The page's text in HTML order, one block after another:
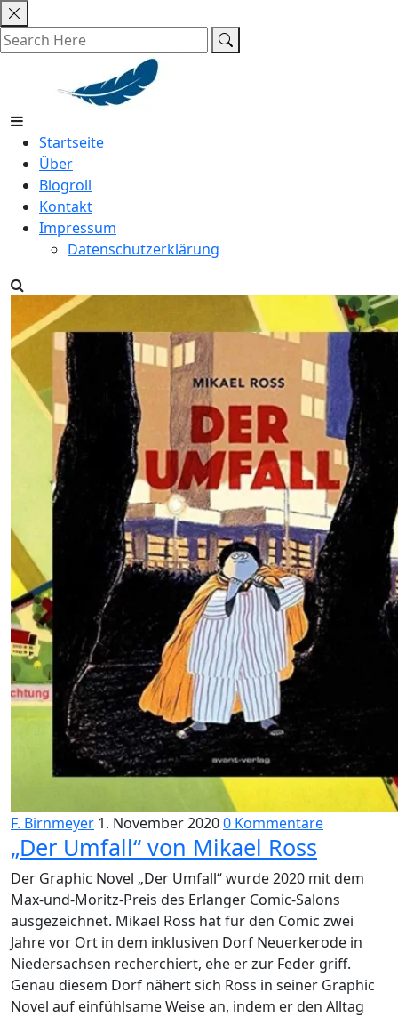
Skip
to
content
Startseite
Über
Blogroll
Kontakt
Impressum
Datenschutzerklärung
F. Birnmeyer 1. November 20200 Kommentare
„Der Umfall“ von Mikael Ross
Der Graphic Novel „Der Umfall“ wurde 2020 mit dem
Max-und-Moritz-Preis des Erlanger Comic-Salons
ausgezeichnet. Mikael Ross hat für den Comic zwei
Jahre vor Ort in dem inklusiven Dorf Neuerkerode in
Niedersachsen recherchiert, ehe er zur Feder griff.
Genau diesem Dorf nähert sich Ross in seiner Graphic
Novel auf einfühlsame Weise an, indem er den Alltag